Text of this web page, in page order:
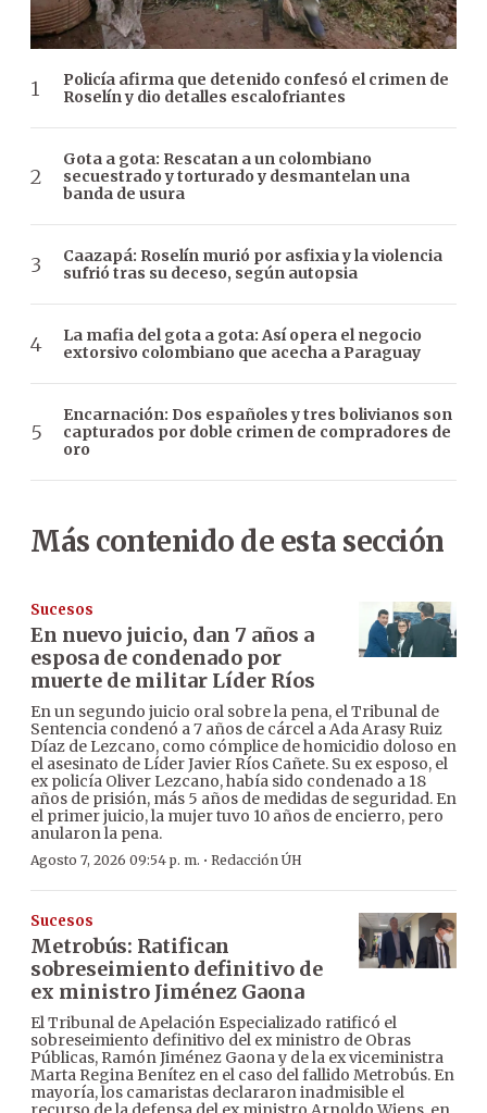
Policía afirma que detenido confesó el crimen de
Roselín y dio detalles escalofriantes
Gota a gota: Rescatan a un colombiano
secuestrado y torturado y desmantelan una
banda de usura
Caazapá: Roselín murió por asfixia y la violencia
sufrió tras su deceso, según autopsia
La mafia del gota a gota: Así opera el negocio
extorsivo colombiano que acecha a Paraguay
Encarnación: Dos españoles y tres bolivianos son
capturados por doble crimen de compradores de
oro
Más contenido de esta sección
Sucesos
En nuevo juicio, dan 7 años a
esposa de condenado por
muerte de militar Líder Ríos
En un segundo juicio oral sobre la pena, el Tribunal de
Sentencia condenó a 7 años de cárcel a Ada Arasy Ruiz
Díaz de Lezcano, como cómplice de homicidio doloso en
el asesinato de Líder Javier Ríos Cañete. Su ex esposo, el
ex policía Oliver Lezcano, había sido condenado a 18
años de prisión, más 5 años de medidas de seguridad. En
el primer juicio, la mujer tuvo 10 años de encierro, pero
anularon la pena.
Agosto 7, 2026 09:54 p. m. · Redacción ÚH
Sucesos
Metrobús: Ratifican
sobreseimiento definitivo de
ex ministro Jiménez Gaona
El Tribunal de Apelación Especializado ratificó el
sobreseimiento definitivo del ex ministro de Obras
Públicas, Ramón Jiménez Gaona y de la ex viceministra
Marta Regina Benítez en el caso del fallido Metrobús. En
mayoría, los camaristas declararon inadmisible el